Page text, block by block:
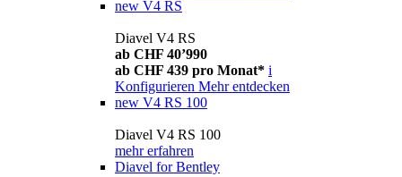
new V4 RS
Diavel V4 RS
ab CHF 40’990
ab CHF 439 pro Monat* i
Konfigurieren Mehr entdecken
new V4 RS 100
Diavel V4 RS 100
mehr erfahren
Diavel for Bentley